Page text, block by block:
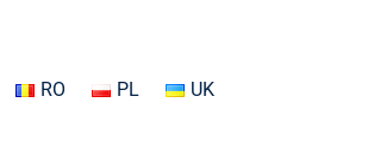
RO PL UK